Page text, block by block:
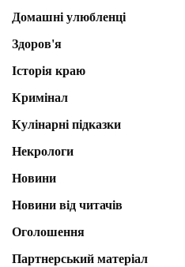
Домашні улюбленці
Здоров'я
Історія краю
Кримінал
Кулінарні підказки
Некрологи
Новини
Новини від читачів
Оголошення
Партнерський матеріал